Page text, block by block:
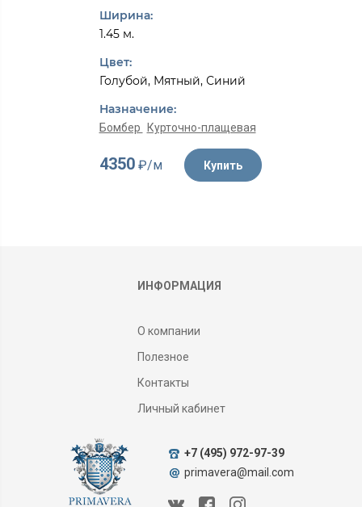
Ширина:
1.45 м.
Цвет:
Голубой, Мятный, Синий
Назначение:
Бомбер Курточно-плащевая
4350₽/м Купить
ИНФОРМАЦИЯ
О компании
Полезное
Контакты
Личный кабинет
+7 (495) 972-97-39
primavera@mail.com